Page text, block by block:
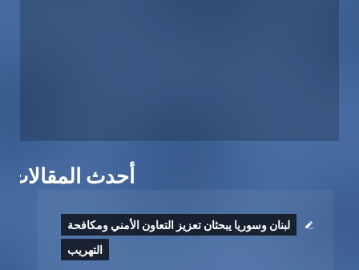
أحدث المقالات
لبنان وسوريا يبحثان تعزيز التعاون الأمني ومكافحة
التهريب